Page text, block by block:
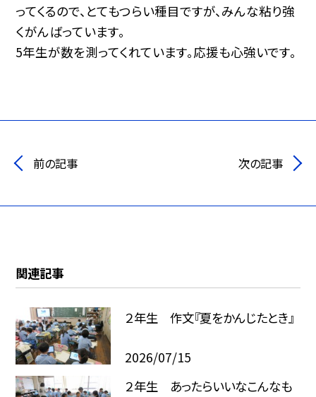
ってくるので、とてもつらい種目ですが、みんな粘り強
くがんばっています。
5年生が数を測ってくれています。応援も心強いです。
前の記事 次の記事
関連記事
２年生 作文『夏をかんじたとき』
2026/07/15
２年生 あったらいいなこんなも